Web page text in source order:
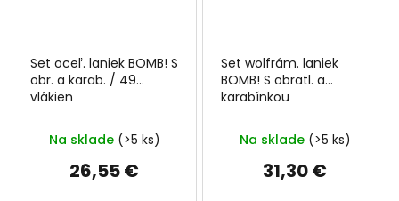
Set oceľ. laniek BOMB! S
obr. a karab. / 49
vlákien
Na sklade (>5 ks)
26,55 €
Set wolfrám. laniek
BOMB! S obratl. a
karabínkou
Na sklade (>5 ks)
31,30 €